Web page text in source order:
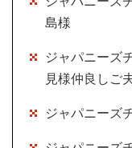
島様
ジャパニーズ
見様仲良しご
ジャパニーズ